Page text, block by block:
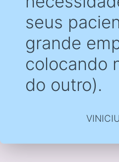
seus
grande
colocando
do outro).